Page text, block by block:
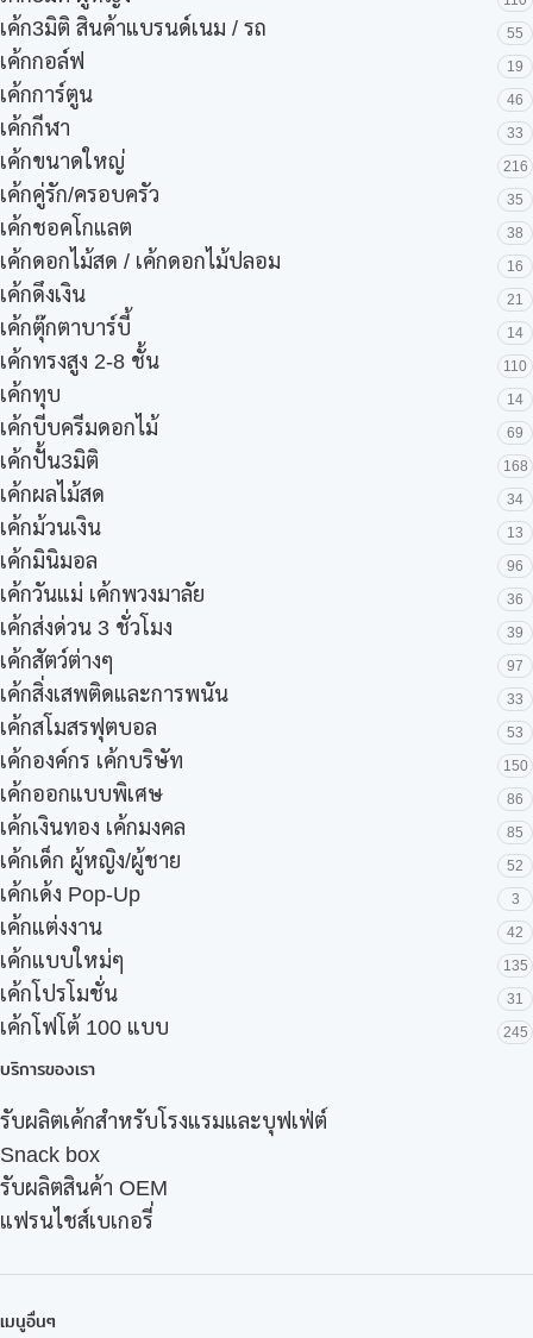
เค้ก3มิติ สินค้าแบรนด์เนม / รถ 55
เค้กกอล์ฟ 19
เค้กการ์ตูน 46
เค้กกีฬา 33
เค้กขนาดใหญ่ 216
เค้กคู่รัก/ครอบครัว 35
เค้กชอคโกแลต 38
เค้กดอกไม้สด / เค้กดอกไม้ปลอม 16
เค้กดึงเงิน 21
เค้กตุ๊กตาบาร์บี้ 14
เค้กทรงสูง 2-8 ชั้น 110
เค้กทุบ 14
เค้กบีบครีมดอกไม้ 69
เค้กปั้น3มิติ 168
เค้กผลไม้สด 34
เค้กม้วนเงิน 13
เค้กมินิมอล 96
เค้กวันแม่ เค้กพวงมาลัย 36
เค้กส่งด่วน 3 ชั่วโมง 39
เค้กสัตว์ต่างๆ 97
เค้กสิ่งเสพติดและการพนัน 33
เค้กสโมสรฟุตบอล 53
เค้กองค์กร เค้กบริษัท 150
เค้กออกแบบพิเศษ 86
เค้กเงินทอง เค้กมงคล 85
เค้กเด็ก ผู้หญิง/ผู้ชาย 52
เค้กเด้ง Pop-Up 3
เค้กแต่งงาน 42
เค้กแบบใหม่ๆ 135
เค้กโปรโมชั่น 31
เค้กโฟโต้ 100 แบบ 245
บริการของเรา
รับผลิตเค้กสำหรับโรงแรมและบุฟเฟ่ต์
Snack box
รับผลิตสินค้า OEM
แฟรนไชส์เบเกอรี่
เมนูอื่นๆ